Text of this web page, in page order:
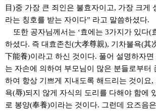
目 )중 가장 큰 죄인은 불효자이고, 가장 크게
라는 칭호를 받는 자이다” 라고 말씀하셨다.
또한 공자님께서는 ‘효에는 3가지가 있다(
하셨다. 즉 대효존친 (大孝尊親), 기차불욕(其
下能養)이라고 하신 것이다. 풀어 설명하자
는 자손에 의하여 부모님이 많은 분들로부터
하여 항상 기쁘게 지내도록 해드리는 것이요,
욕(辱)되지 않게 자식의 도리를 다해야 함에
로 봉양(奉養)이라는 것이다. 그런데 요즈음